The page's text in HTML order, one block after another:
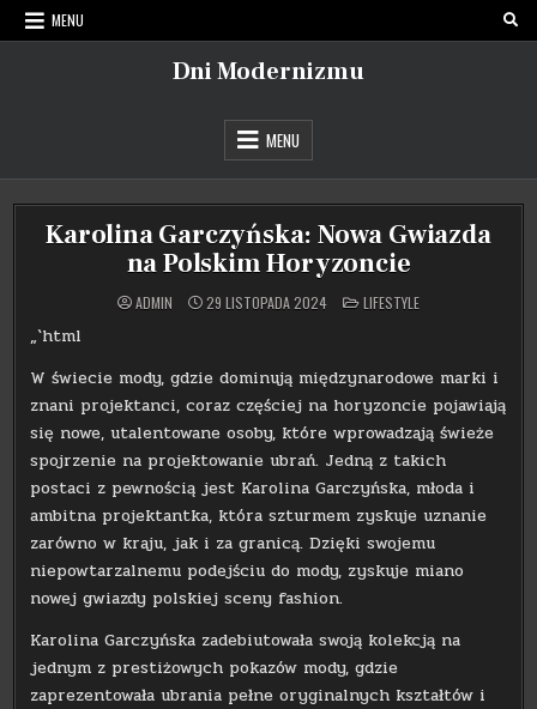
Skip
to
MENU
Dni Modernizmu
MENU
Karolina Garczyńska: Nowa Gwiazda
na Polskim Horyzoncie
ADMIN 29 LISTOPADA 2024 POSTED
IN
LIFESTYLE
„`html
W świecie mody, gdzie dominują międzynarodowe marki i
znani projektanci, coraz częściej na horyzoncie pojawiają
się nowe, utalentowane osoby, które wprowadzają świeże
spojrzenie na projektowanie ubrań. Jedną z takich
postaci z pewnością jest Karolina Garczyńska, młoda i
ambitna projektantka, która szturmem zyskuje uznanie
zarówno w kraju, jak i za granicą. Dzięki swojemu
niepowtarzalnemu podejściu do mody, zyskuje miano
nowej gwiazdy polskiej sceny fashion.
Karolina Garczyńska zadebiutowała swoją kolekcją na
jednym z prestiżowych pokazów mody, gdzie
zaprezentowała ubrania pełne oryginalnych kształtów i